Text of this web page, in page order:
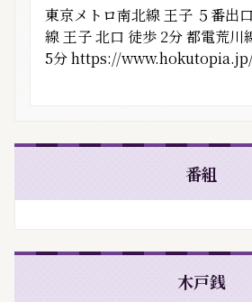
東京メトロ南北線 王子 ５番出
線 王子 北口 徒歩 2分 都電荒川
5分 https://
番組
木戸銭